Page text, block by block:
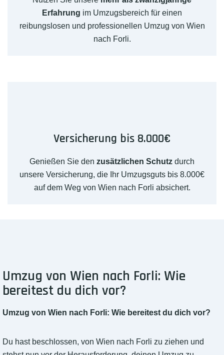
Erfahrung im Umzugsbereich für einen
reibungslosen und professionellen Umzug von Wien
nach Forli.
Versicherung bis 8.000€
Genießen Sie den zusätzlichen Schutz durch
unsere Versicherung, die Ihr Umzugsguts bis 8.000€
auf dem Weg von Wien nach Forli absichert.
Umzug von Wien nach Forli: Wie
bereitest du dich vor?
Umzug von Wien nach Forli: Wie bereitest du dich vor?
Du hast beschlossen, von Wien nach Forli zu ziehen und